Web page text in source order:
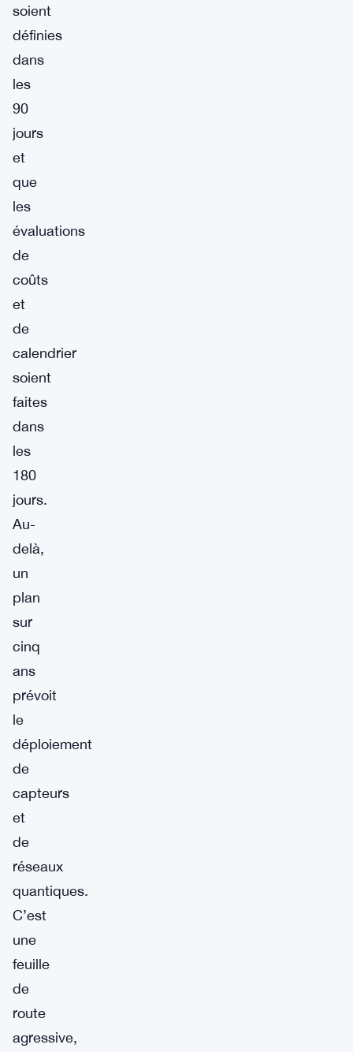
soient
définies
dans
les
90
jours
et
que
les
évaluations
de
coûts
et
de
calendrier
soient
faites
dans
les
180
jours.
Au-
delà,
un
plan
sur
cinq
ans
prévoit
le
déploiement
de
capteurs
et
de
réseaux
quantiques.
C’est
une
feuille
de
route
agressive,